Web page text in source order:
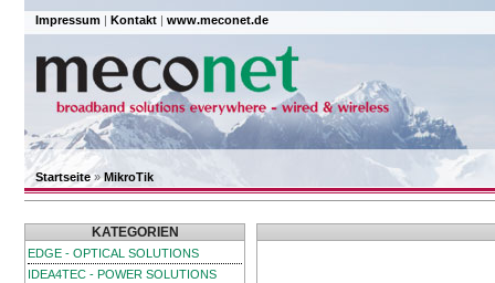
Impressum | Kontakt | www.meconet.de
Startseite»MikroTik
KATEGORIEN
EDGE - OPTICAL SOLUTIONS
IDEA4TEC - POWER SOLUTIONS